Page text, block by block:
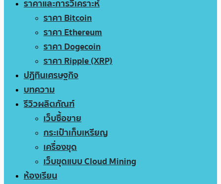
ราคาและการวิเคราะห์
ราคา Bitcoin
ราคา Ethereum
ราคา Dogecoin
ราคา Ripple (XRP)
ปฏิทินเศรษฐกิจ
บทความ
รีวิวผลิตภัณฑ์
เว็บซื้อขาย
กระเป๋าเก็บเหรียญ
เครื่องขุด
เว็บขุดแบบ Cloud Mining
ห้องเรียน